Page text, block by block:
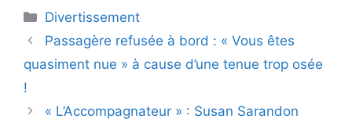
Catégories
Divertissement
Passagère refusée à bord : « Vous êtes
quasiment nue » à cause d’une tenue trop osée
!
« L’Accompagnateur » : Susan Sarandon